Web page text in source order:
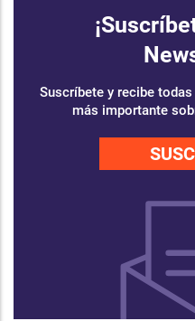
Suscríbete y recibe
más importante